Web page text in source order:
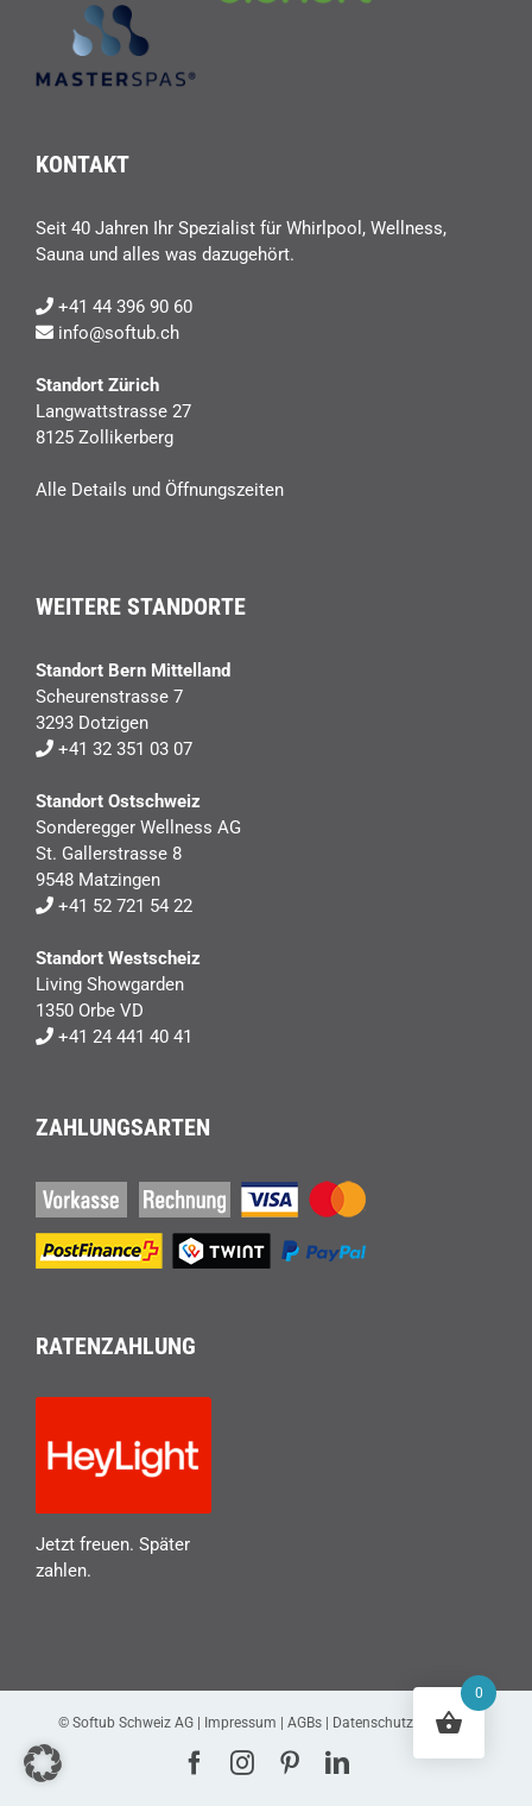
KONTAKT
Seit 40 Jahren Ihr Spezialist für Whirlpool, Wellness,
Sauna und alles was dazugehört.
+41 44 396 90 60
info@softub.ch
Standort Zürich
Langwattstrasse 27
8125 Zollikerberg
Alle Details und Öffnungszeiten
WEITERE STANDORTE
Standort Bern Mittelland
Scheurenstrasse 7
3293 Dotzigen
+41 32 351 03 07
Standort Ostschweiz
Sonderegger Wellness AG
St. Gallerstrasse 8
9548 Matzingen
+41 52 721 54 22
Standort Westscheiz
Living Showgarden
1350 Orbe VD
+41 24 441 40 41
ZAHLUNGSARTEN
RATENZAHLUNG
Jetzt freuen. Später
zahlen.
© Softub Schweiz AG | Impressum AGBs Datenschutzerklärung
Facebook
Instagram
PinterestLinkedIn
0